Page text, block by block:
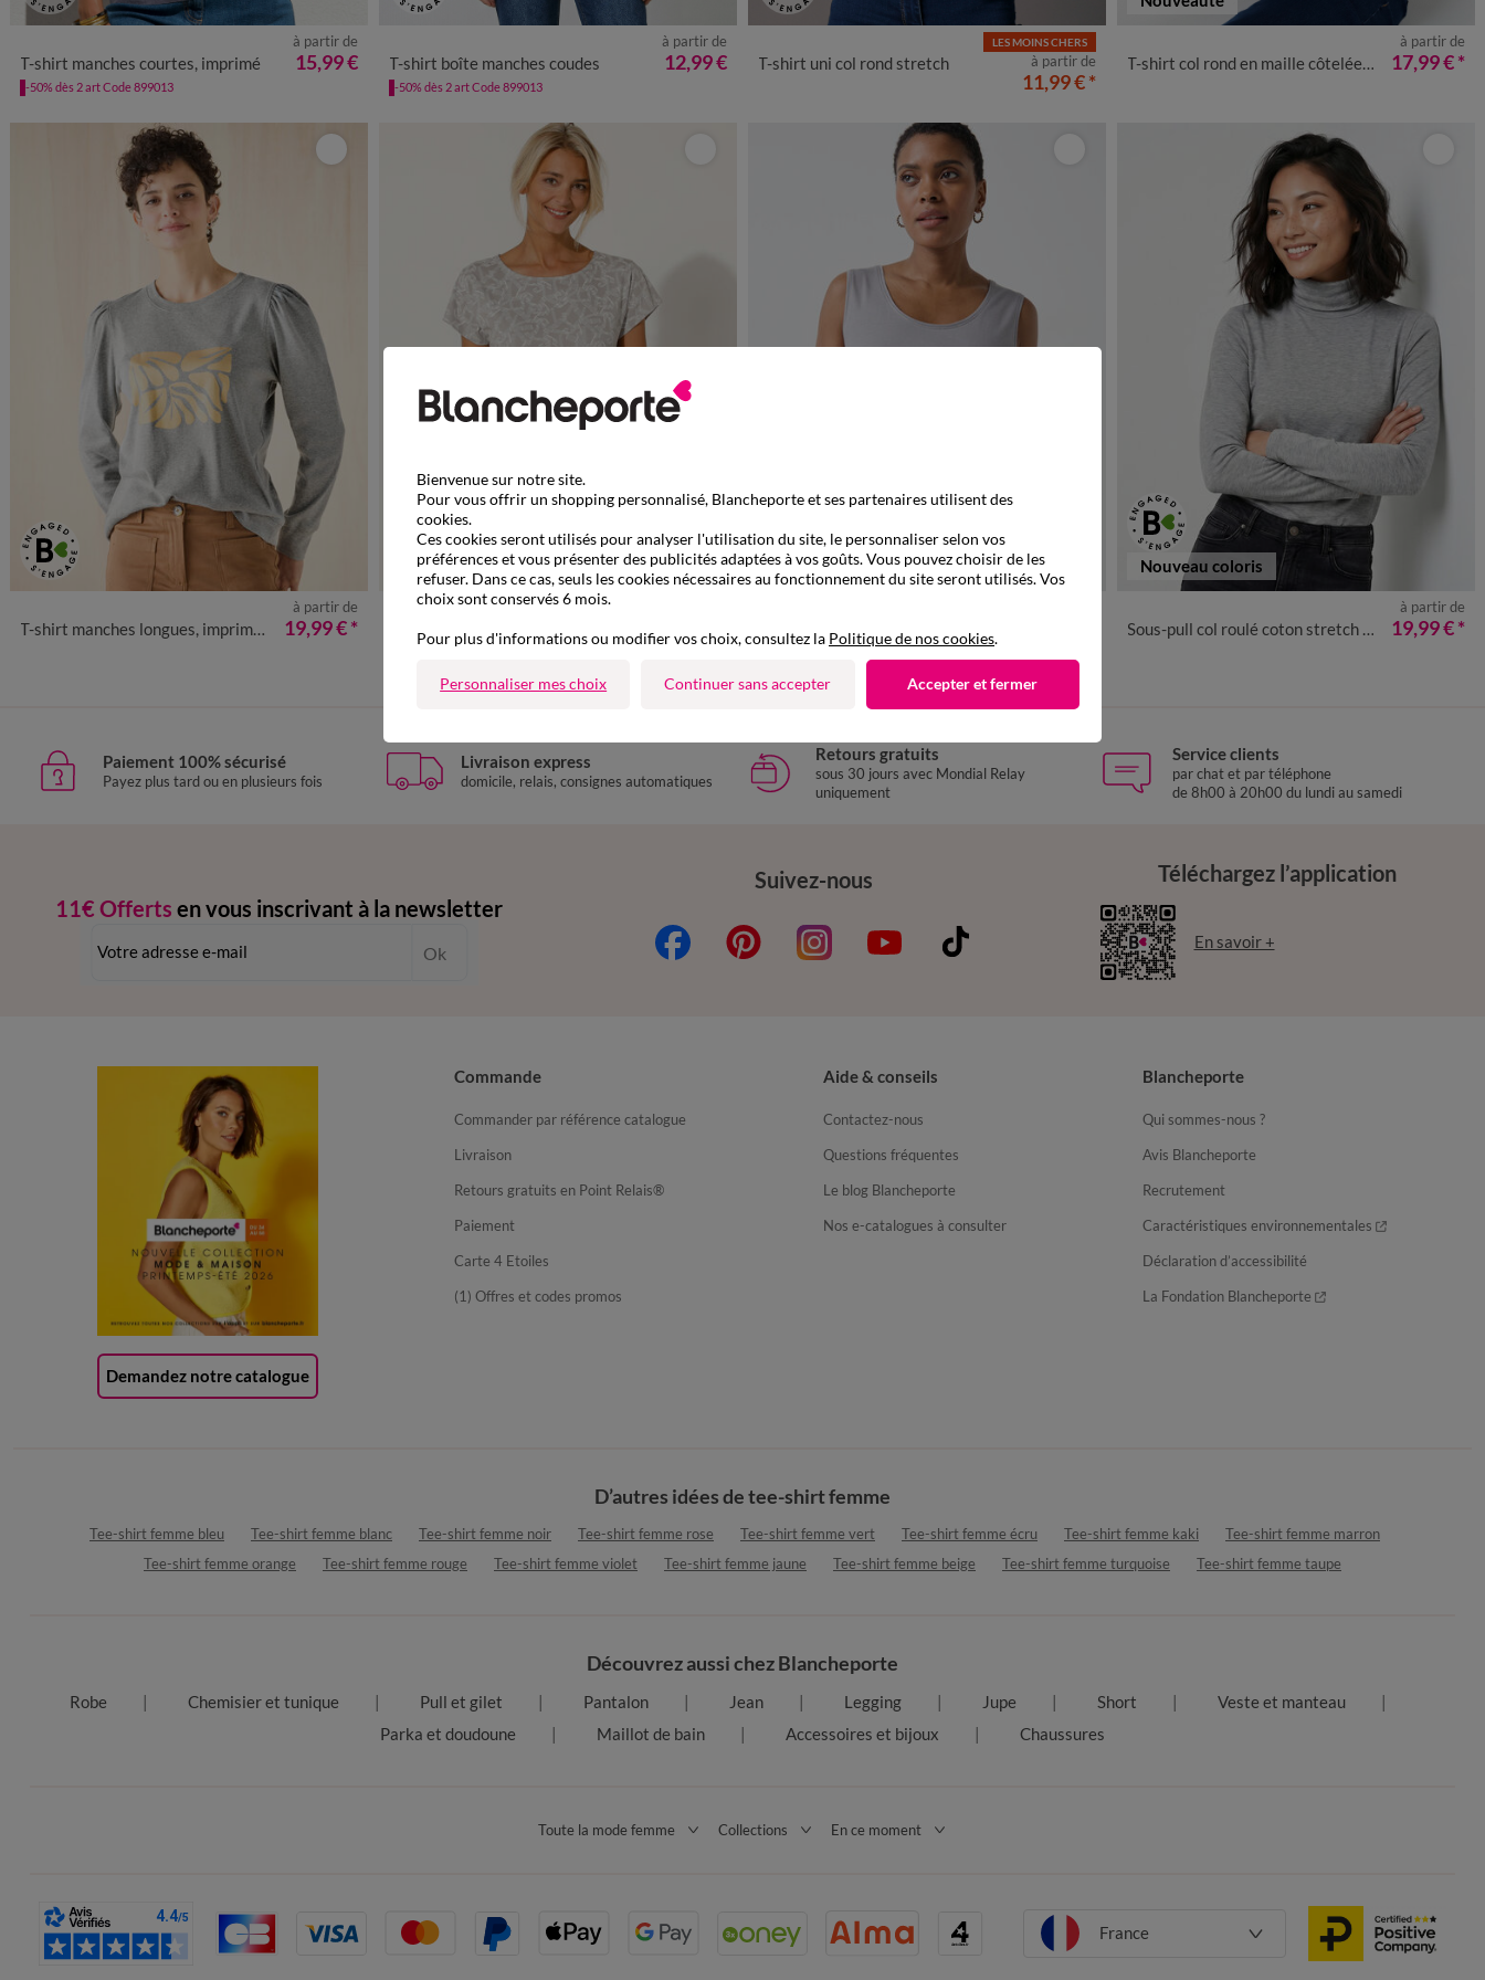
52 54
T-shirt manches courtes, imprimé
à partir de
15,99 €
-50% dès 2 art Code 899013
52 54
T-shirt boîte manches coudes
à partir de
12,99 €
-50% dès 2 art Code 899013
50 52 54 56
T-shirt uni col rond stretch
LES MOINS CHERS
à partir de
11,99 €*
52 54
T-shirt col rond en maille côtelée, manches longues
à partir de
17,99 €*
52 54
T-shirt manches longues, imprimé brillant
à partir de
19,99 €* Tee-shirt manches courtes, imprimé
19,49 €*
Débardeur larges bretelles uni
Nouveau coloris
52 54
Sous-pull col roulé coton stretch uni
à partir de
19,99 €*
Paiement 100% sécurisé
Payez plus tard ou en plusieurs fois
Livraison express
domicile, relais, consignes automatiques
Retours gratuits
sous 30 jours avec Mondial Relay
uniquement
Service clients
par chat et par téléphone
de 8h00 à 20h00 du lundi au samedi
11€ Offerts en vous inscrivant à la newsletter
Ok
Suivez-nous Téléchargez l’application
En savoir +
Demandez notre catalogue
Commande
Commander par référence catalogue
Livraison
Retours gratuits en Point Relais®
Paiement
Carte 4 Etoiles
(1) Offres et codes promos
Aide & conseils
Contactez-nous
Questions fréquentes
Le blog Blancheporte
Nos e-catalogues à consulter
Blancheporte
Qui sommes-nous ?
Avis Blancheporte
Recrutement
Caractéristiques environnementales
Déclaration d’accessibilité
La Fondation Blancheporte
D’autres idées de tee-shirt femme
Tee-shirt femme bleu Tee-shirt femme blanc Tee-shirt femme noir Tee-shirt femme rose Tee-shirt femme vert Tee-shirt femme écru Tee-shirt femme kaki
Tee-shirt femme marron
Tee-shirt femme orange
Tee-shirt femme rouge Tee-shirt femme violet Tee-shirt femme jaune Tee-shirt femme beige Tee-shirt femme turquoise Tee-shirt femme taupe
Découvrez aussi chez Blancheporte
Robe Chemisier et tunique Pull et gilet Pantalon Jean Legging Jupe Short
Veste et manteau
Parka et doudoune
Maillot de bain Accessoires et bijoux Chaussures
Toute la mode femme Collections En ce moment
France
Bienvenue sur notre site.
Pour vous offrir un shopping personnalisé, Blancheporte et ses partenaires utilisent des
cookies.
Ces cookies seront utilisés pour analyser l'utilisation du site, le personnaliser selon vos
préférences et vous présenter des publicités adaptées à vos goûts. Vous pouvez choisir de les
refuser. Dans ce cas, seuls les cookies nécessaires au fonctionnement du site seront utilisés. Vos
choix sont conservés 6 mois.
Pour plus d'informations ou modifier vos choix, consultez la Politique de nos cookies.
Personnaliser mes choix Continuer sans accepter Accepter et fermer